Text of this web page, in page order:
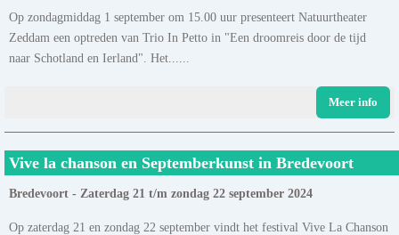
Op zondagmiddag 1 september om 15.00 uur presenteert Natuurtheater
Zeddam een optreden van Trio In Petto in "Een droomreis door de tijd
naar Schotland en Ierland". Het......
Meer info
Vive la chanson en Septemberkunst in Bredevoort
Bredevoort - Zaterdag 21 t/m zondag 22 september 2024
Op zaterdag 21 en zondag 22 september vindt het festival Vive La Chanson